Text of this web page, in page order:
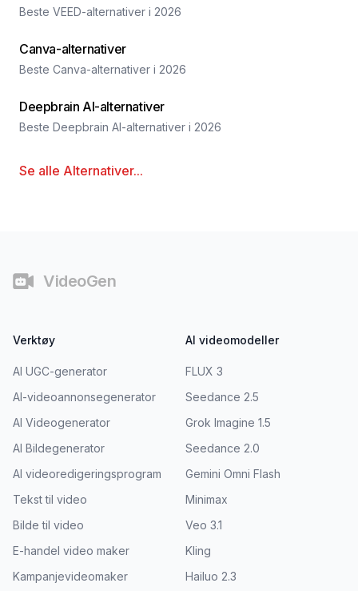
Beste VEED-alternativer i 2026
Canva-alternativer
Beste Canva-alternativer i 2026
Deepbrain AI-alternativer
Beste Deepbrain AI-alternativer i 2026
Se alle Alternativer...
VideoGen
Verktøy
AI UGC-generator
AI-videoannonsegenerator
AI Videogenerator
AI Bildegenerator
AI videoredigeringsprogram
Tekst til video
Bilde til video
E-handel video maker
Kampanjevideomaker
AI videomodeller
FLUX 3
Seedance 2.5
Grok Imagine 1.5
Seedance 2.0
Gemini Omni Flash
Minimax
Veo 3.1
Kling
Hailuo 2.3